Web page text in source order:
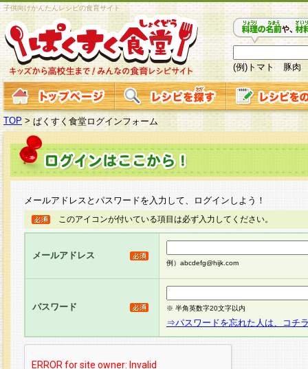
子供向けかんたんレシピの食育サイト
(例)トマト 豚肉
TOP > ぱくすく食堂ログインフォーム
メールアドレスとパスワードを入力して、ログインしよう！
このアイコンが付いている項目は必ず入力してください。
メールアドレス
例）abcdefg@hijk.com
パスワード ※ 半角英数字20文字以内
⇒パスワードを忘れた人は、コチ